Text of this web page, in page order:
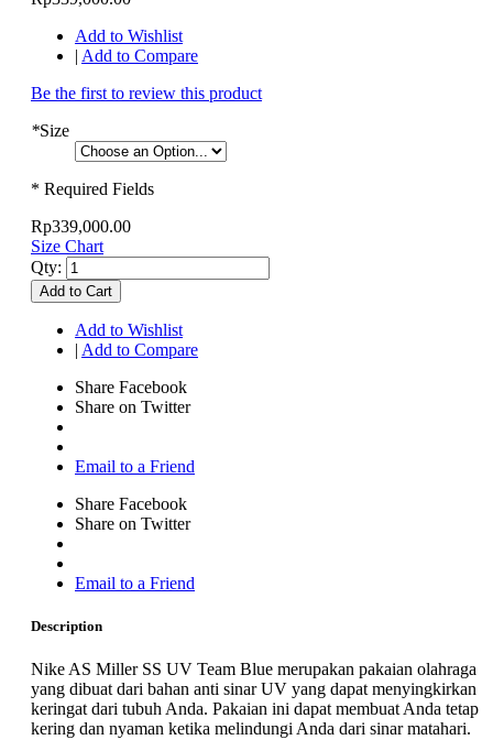
Add to Wishlist
| Add to Compare
Be the first to review this product
*Size
* Required Fields
Rp339,000.00
Size Chart
Qty:
Add to Cart
Add to Wishlist
| Add to Compare
Share Facebook
Share on Twitter
Email to a Friend
Share Facebook
Share on Twitter
Email to a Friend
Description
Nike AS Miller SS UV Team Blue merupakan pakaian olahraga
yang dibuat dari bahan anti sinar UV yang dapat menyingkirkan
keringat dari tubuh Anda. Pakaian ini dapat membuat Anda tetap
kering dan nyaman ketika melindungi Anda dari sinar matahari.